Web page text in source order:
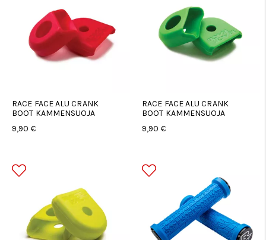
RACE FACE ALU CRANK
BOOT KAMMENSUOJA
9,90 €
RACE FACE ALU CRANK
BOOT KAMMENSUOJA
9,90 €